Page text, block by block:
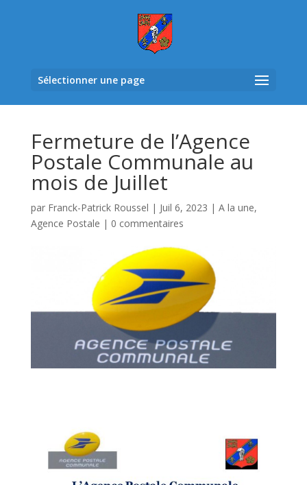
Sélectionner une page
Fermeture de l’Agence
Postale Communale au
mois de Juillet
par Franck-Patrick Roussel | Juil 6, 2023 | A la une,
Agence Postale | 0 commentaires